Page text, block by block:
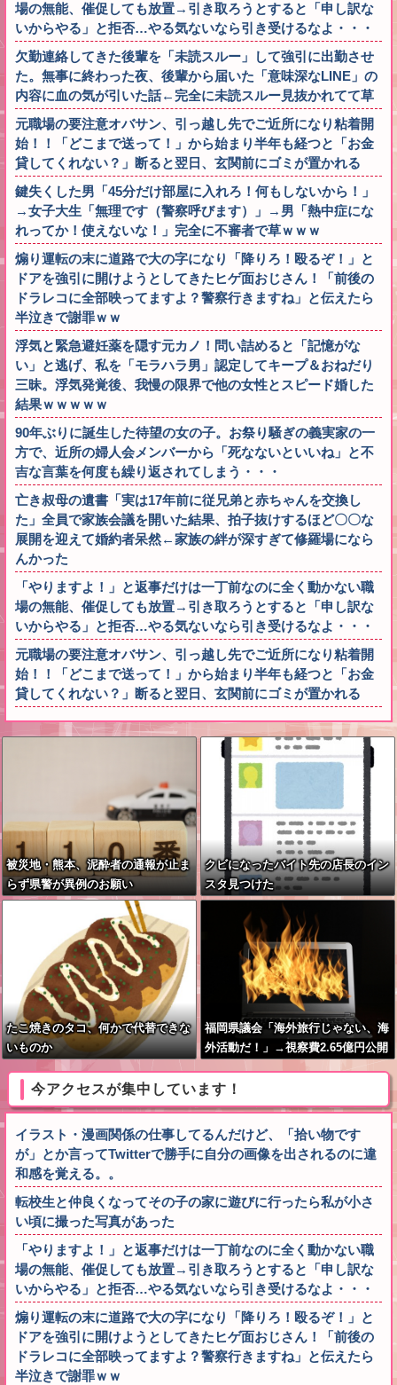
場の無能、催促しても放置→引き取ろうとすると「申し訳な
いからやる」と拒否…やる気ないなら引き受けるなよ・・・
欠勤連絡してきた後輩を「未読スルー」して強引に出勤させ
た。無事に終わった夜、後輩から届いた「意味深なLINE」の
内容に血の気が引いた話←完全に未読スルー見抜かれてて草
元職場の要注意オバサン、引っ越し先でご近所になり粘着開
始！！「どこまで送って！」から始まり半年も経つと「お金
貸してくれない？」断ると翌日、玄関前にゴミが置かれる
鍵失くした男「45分だけ部屋に入れろ！何もしないから！」
→女子大生「無理です（警察呼びます）」→男「熱中症にな
れってか！使えないな！」完全に不審者で草ｗｗｗ
煽り運転の末に道路で大の字になり「降りろ！殴るぞ！」と
ドアを強引に開けようとしてきたヒゲ面おじさん！「前後の
ドラレコに全部映ってますよ？警察行きますね」と伝えたら
半泣きで謝罪ｗｗ
浮気と緊急避妊薬を隠す元カノ！問い詰めると「記憶がな
い」と逃げ、私を「モラハラ男」認定してキープ＆おねだり
三昧。浮気発覚後、我慢の限界で他の女性とスピード婚した
結果ｗｗｗｗｗ
90年ぶりに誕生した待望の女の子。お祭り騒ぎの義実家の一
方で、近所の婦人会メンバーから「死なないといいね」と不
吉な言葉を何度も繰り返されてしまう・・・
亡き叔母の遺書「実は17年前に従兄弟と赤ちゃんを交換し
た」全員で家族会議を開いた結果、拍子抜けするほど〇〇な
展開を迎えて婚約者呆然←家族の絆が深すぎて修羅場になら
んかった
「やりますよ！」と返事だけは一丁前なのに全く動かない職
場の無能、催促しても放置→引き取ろうとすると「申し訳な
いからやる」と拒否…やる気ないなら引き受けるなよ・・・
元職場の要注意オバサン、引っ越し先でご近所になり粘着開
始！！「どこまで送って！」から始まり半年も経つと「お金
貸してくれない？」断ると翌日、玄関前にゴミが置かれる
被災地・熊本、泥酔者の通報が止ま
らず県警が異例のお願い
クビになったバイト先の店長のイン
スタ見つけた
たこ焼きのタコ、何かで代替できな
いものか
福岡県議会「海外旅行じゃない、海
外活動だ！」→視察費2.65億円公開
今アクセスが集中しています！
イラスト・漫画関係の仕事してるんだけど、「拾い物です
が」とか言ってTwitterで勝手に自分の画像を出されるのに違
和感を覚える。。
転校生と仲良くなってその子の家に遊びに行ったら私が小さ
い頃に撮った写真があった
「やりますよ！」と返事だけは一丁前なのに全く動かない職
場の無能、催促しても放置→引き取ろうとすると「申し訳な
いからやる」と拒否…やる気ないなら引き受けるなよ・・・
煽り運転の末に道路で大の字になり「降りろ！殴るぞ！」と
ドアを強引に開けようとしてきたヒゲ面おじさん！「前後の
ドラレコに全部映ってますよ？警察行きますね」と伝えたら
半泣きで謝罪ｗｗ